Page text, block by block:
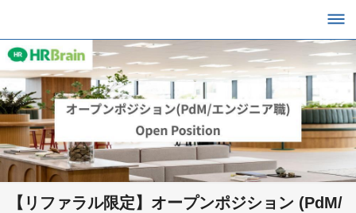
【リファラル限定】オープンポジション (PdM/